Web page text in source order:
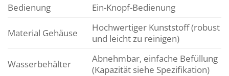
Bedienung
Ein-Knopf-Bedienung
Material Gehäuse
Hochwertiger Kunststoff (robust
und leicht zu reinigen)
Wasserbehälter
Abnehmbar, einfache Befüllung
(Kapazität siehe Spezifikation)